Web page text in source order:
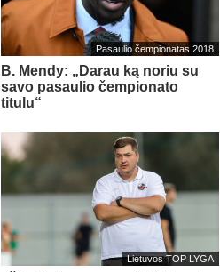
Pasaulio čempionatas 2018
B. Mendy: „Darau ką noriu su
savo pasaulio čempionato
titulu“
Lietuvos TOP LYGA